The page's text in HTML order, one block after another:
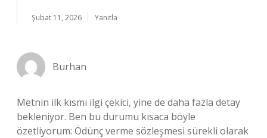
Şubat 11, 2026 Yanıtla
Burhan
Metnin ilk kısmı ilgi çekici, yine de daha fazla detay
bekleniyor. Ben bu durumu kısaca böyle
özetliyorum: Ödünç verme sözleşmesi sürekli olarak